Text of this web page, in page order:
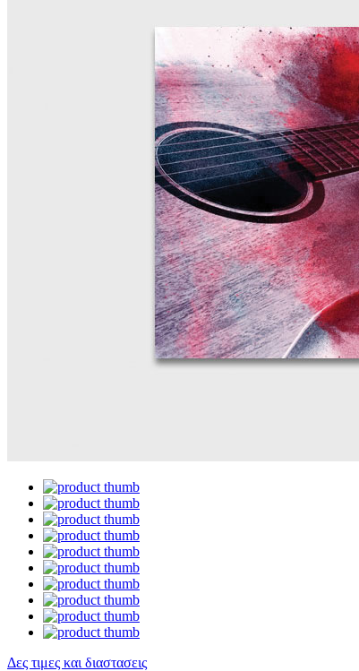
Δες τιμες και διαστασεις